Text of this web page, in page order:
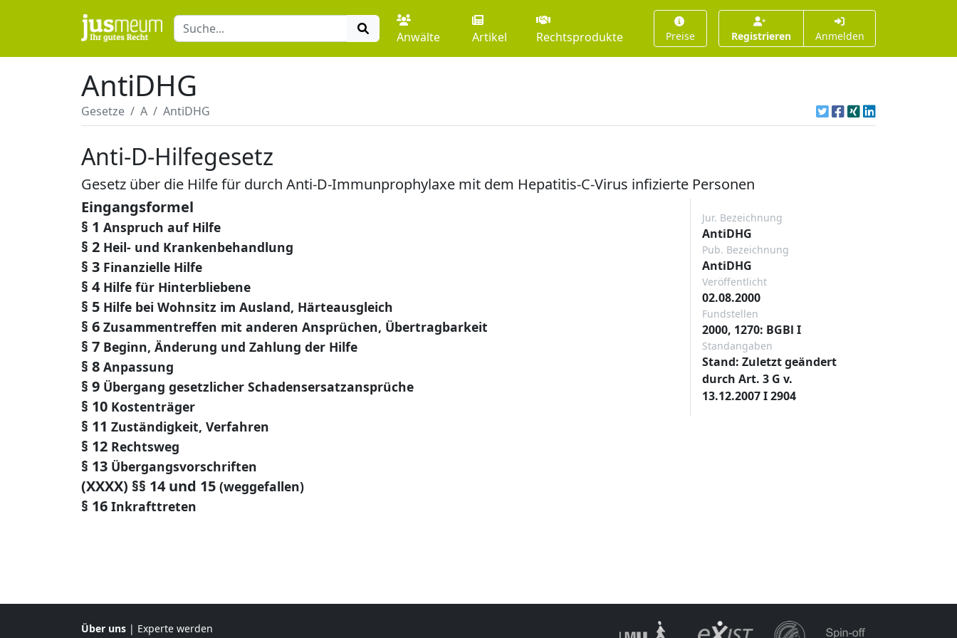
Anwälte Artikel Rechtsprodukte Preise Registrieren Anmelden
AntiDHG
Gesetze A AntiDHG
Anti-D-Hilfegesetz
Gesetz über die Hilfe für durch Anti-D-Immunprophylaxe mit dem Hepatitis-C-Virus infizierte Personen
Eingangsformel
§ 1 Anspruch auf Hilfe
§ 2 Heil- und Krankenbehandlung
§ 3 Finanzielle Hilfe
§ 4 Hilfe für Hinterbliebene
§ 5 Hilfe bei Wohnsitz im Ausland, Härteausgleich
§ 6 Zusammentreffen mit anderen Ansprüchen, Übertragbarkeit
§ 7 Beginn, Änderung und Zahlung der Hilfe
§ 8 Anpassung
§ 9 Übergang gesetzlicher Schadensersatzansprüche
§ 10 Kostenträger
§ 11 Zuständigkeit, Verfahren
§ 12 Rechtsweg
§ 13 Übergangsvorschriften
(XXXX) §§ 14 und 15 (weggefallen)
§ 16 Inkrafttreten
Jur. Bezeichnung
AntiDHG
Pub. Bezeichnung
AntiDHG
Veröffentlicht
02.08.2000
Fundstellen
2000, 1270: BGBl I
Standangaben
Stand: Zuletzt geändert
durch Art. 3 G v.
13.12.2007 I 2904
Über uns | Experte werden